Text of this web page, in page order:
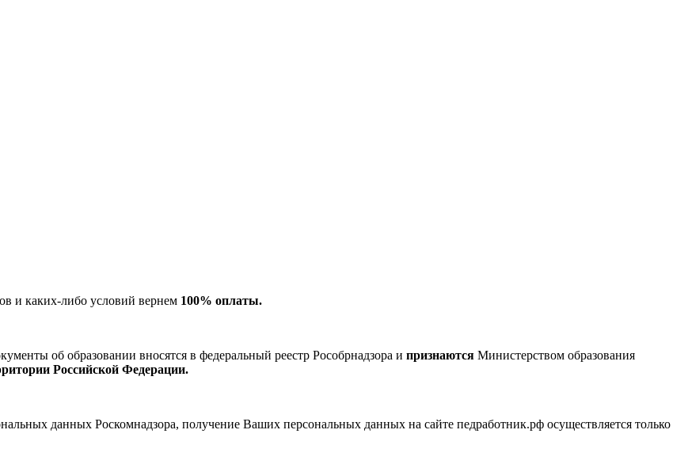
и каких-либо условий вернем 100% оплаты.
об образовании вносятся в федеральный реестр Рособрнадзора и признаются Министерством образования
Российской Федерации.
данных Роскомнадзора, получение Ваших персональных данных на сайте педработник.рф осуществляется только